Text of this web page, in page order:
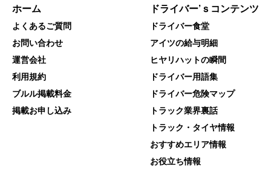
ホーム
よくあるご質問
お問い合わせ
運営会社
利用規約
ブルル掲載料金
掲載お申し込み
ドライバー’ｓコンテンツ
ドライバー食堂
アイツの給与明細
ヒヤリハットの瞬間
ドライバー用語集
ドライバー危険マップ
トラック業界裏話
トラック・タイヤ情報
おすすめエリア情報
お役立ち情報